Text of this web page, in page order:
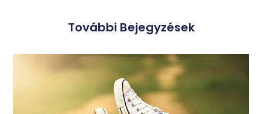
További Bejegyzések